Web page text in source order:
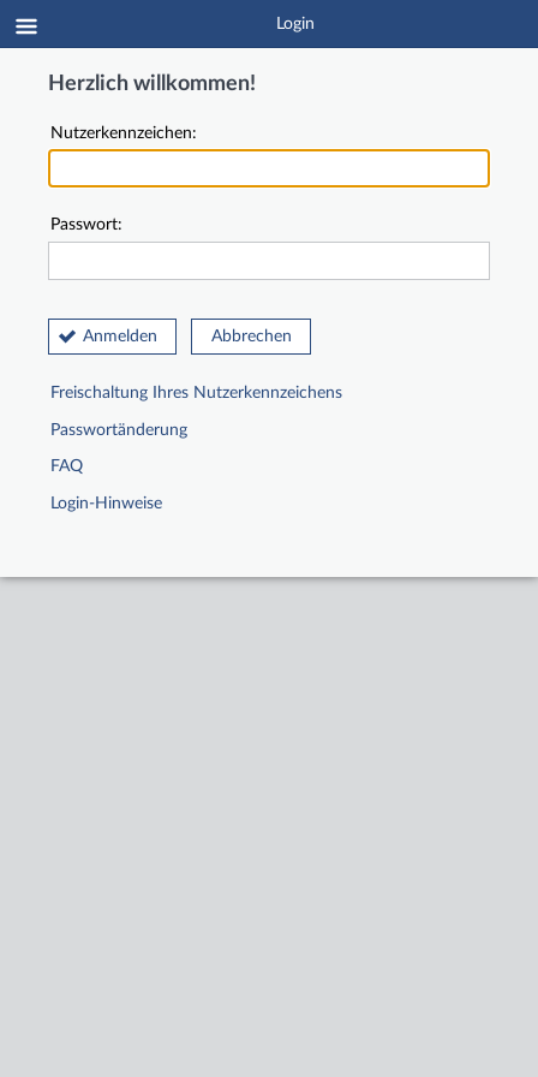
Login
Herzlich willkommen!
Nutzerkennzeichen:
Passwort:
Anmelden Abbrechen
Freischaltung Ihres Nutzerkennzeichens
Passwortänderung
FAQ
Login-Hinweise